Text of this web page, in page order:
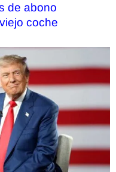
de abono
coche